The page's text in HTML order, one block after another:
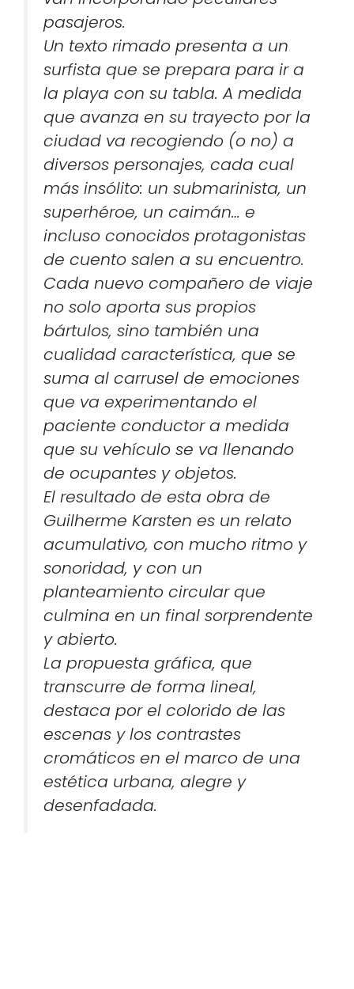
pasajeros.
Un texto rimado presenta a un
surfista que se prepara para ir a
la playa con su tabla. A medida
que avanza en su trayecto por la
ciudad va recogiendo (o no) a
diversos personajes, cada cual
más insólito: un submarinista, un
superhéroe, un caimán… e
incluso conocidos protagonistas
de cuento salen a su encuentro.
Cada nuevo compañero de viaje
no solo aporta sus propios
bártulos, sino también una
cualidad característica, que se
suma al carrusel de emociones
que va experimentando el
paciente conductor a medida
que su vehículo se va llenando
de ocupantes y objetos.
El resultado de esta obra de
Guilherme Karsten es un relato
acumulativo, con mucho ritmo y
sonoridad, y con un
planteamiento circular que
culmina en un final sorprendente
y abierto.
La propuesta gráfica, que
transcurre de forma lineal,
destaca por el colorido de las
escenas y los contrastes
cromáticos en el marco de una
estética urbana, alegre y
desenfadada.